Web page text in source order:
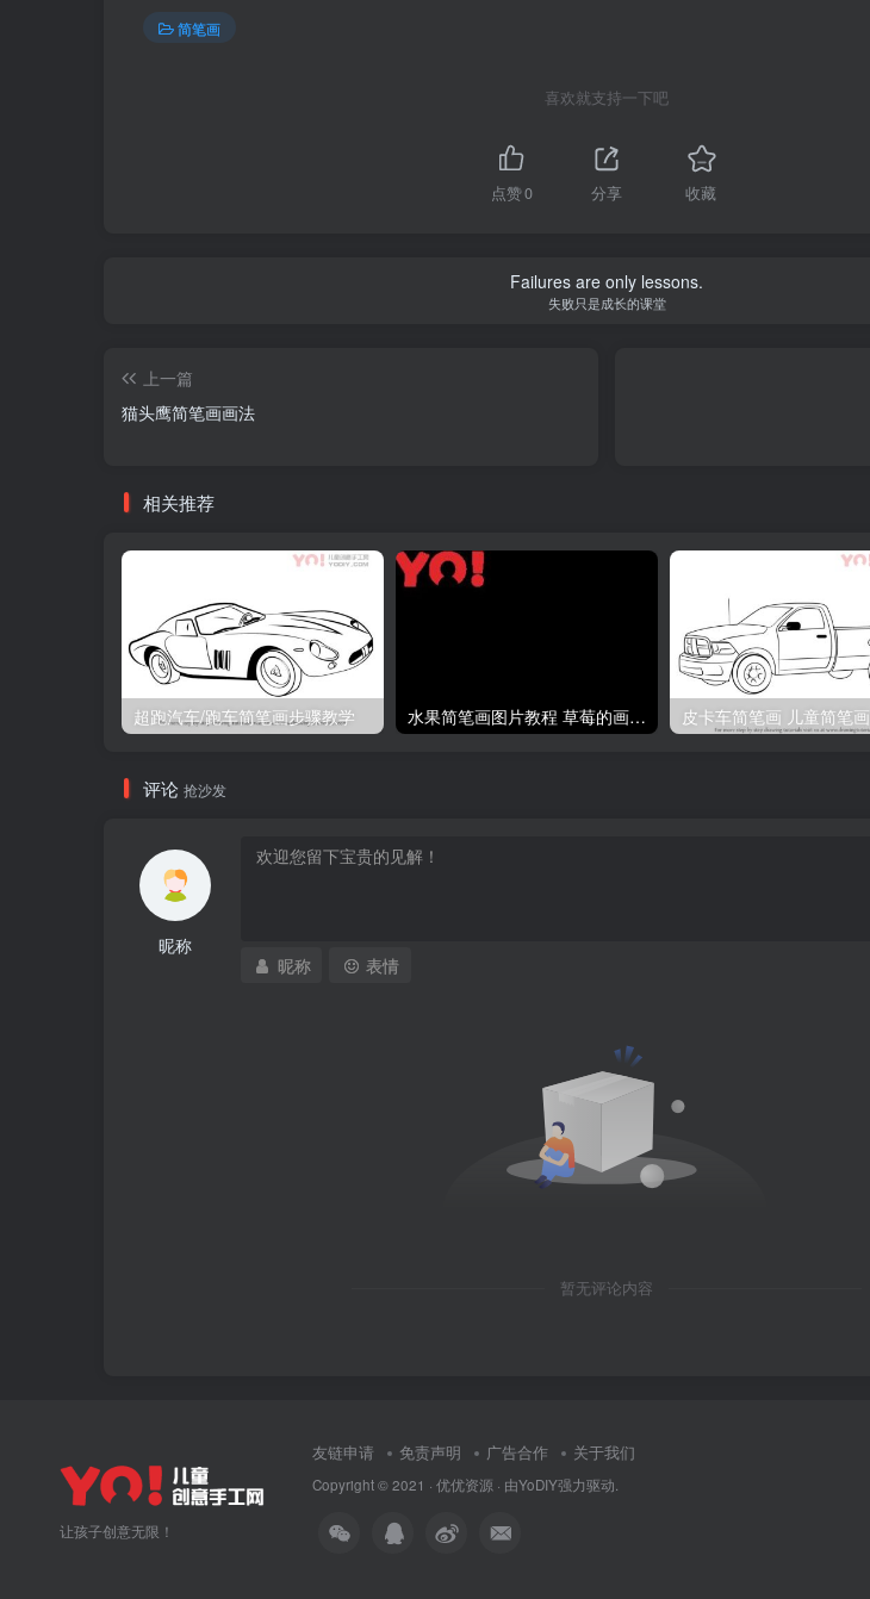
简笔画
喜欢就支持一下吧
点赞0 分享 收藏
Failures are only lessons.
失败只是成长的课堂
上一篇
猫头鹰简笔画画法
相关推荐
超跑汽车/跑车简笔画步骤教学 水果简笔画图片教程 草莓的画法分解步骤 皮卡车简笔画 儿童简笔画
评论 抢沙发
昵称
昵称 表情
暂无评论内容
让孩子创意无限！
友链申请 免责声明 广告合作 关于我们
Copyright © 2021 · 优优资源 · 由YoDIY强力驱动.